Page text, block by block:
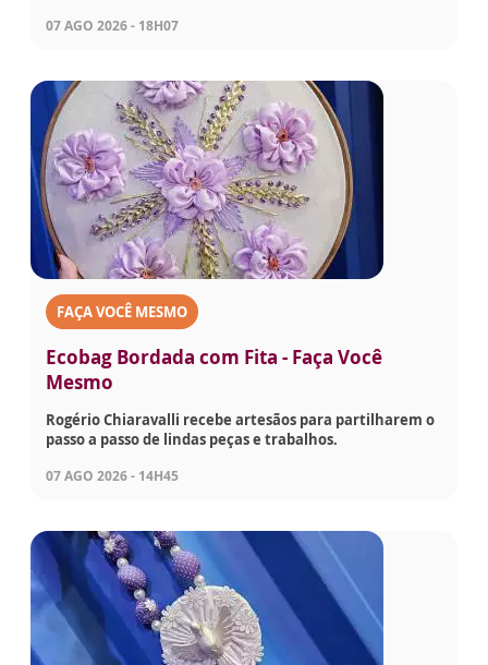
07 AGO 2026 - 18H07
FAÇA VOCÊ MESMO
Ecobag Bordada com Fita - Faça Você
Mesmo
Rogério Chiaravalli recebe artesãos para partilharem o
passo a passo de lindas peças e trabalhos.
07 AGO 2026 - 14H45